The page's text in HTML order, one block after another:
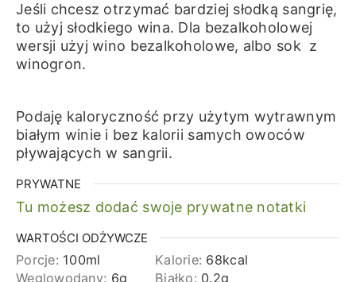
Jeśli chcesz otrzymać bardziej słodką sangrię,
to użyj słodkiego wina. Dla bezalkoholowej
wersji użyj wino bezalkoholowe, albo sok z
winogron.
Podaję kaloryczność przy użytym wytrawnym
białym winie i bez kalorii samych owoców
pływających w sangrii.
PRYWATNE
Tu możesz dodać swoje prywatne notatki
WARTOŚCI ODŻYWCZE
Porcje: 100ml Kalorie: 68kcal
Węglowodany: 6g Białko: 0.2g